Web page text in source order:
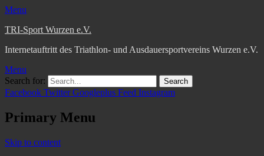
Menu
TRI-Sport Wurzen e.V.
Internetauftritt des Triathlon- und Ausdauersportvereins Wurzen e.V.
Menu
Search for:
Facebook Twitter Googleplus Feed Instagram
Primary Menu
Skip to content